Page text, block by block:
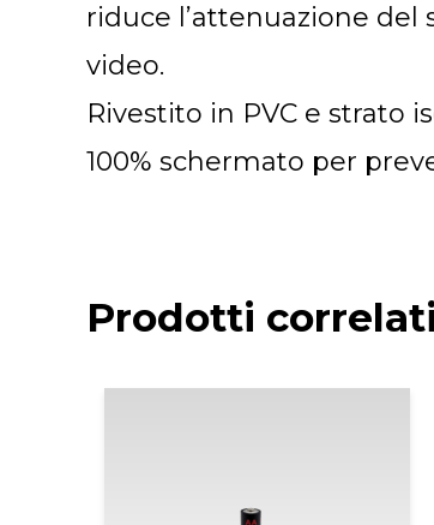
riduce l’attenuazione
video.
Rivestito in PVC e strato
100% schermato per
Prodotti correlati